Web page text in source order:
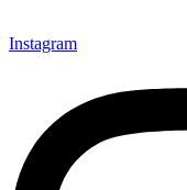
Instagram